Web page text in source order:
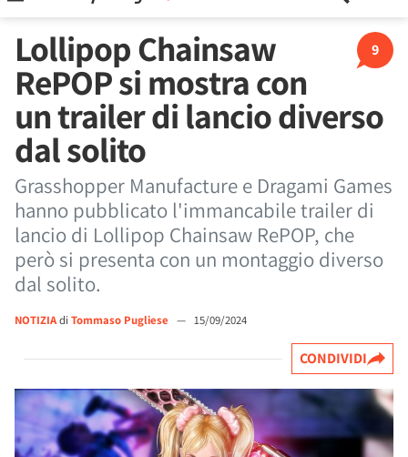
9
Lollipop Chainsaw
RePOP si mostra con
un trailer di lancio diverso
dal solito
Grasshopper Manufacture e Dragami Games
hanno pubblicato l'immancabile trailer di
lancio di Lollipop Chainsaw RePOP, che
però si presenta con un montaggio diverso
dal solito.
NOTIZIAdi Tommaso Pugliese — 15/09/2024
CONDIVIDI